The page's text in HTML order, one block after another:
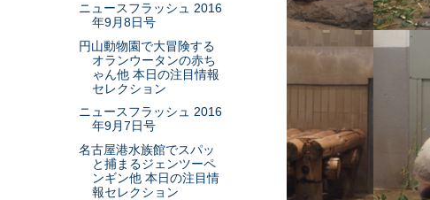
ニュースフラッシュ 2016
年9月8日号
円山動物園で大冒険する
オランウータンの赤ち
ゃん他 本日の注目情報
セレクション
ニュースフラッシュ 2016
年9月7日号
名古屋港水族館でスパッ
と捕まるジェンツーペ
ンギン他 本日の注目情
報セレクション